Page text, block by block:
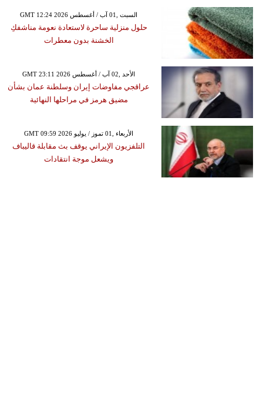
GMT 12:24 2026 السبت ,01 آب / أغسطس
حلول منزلية ساحرة لاستعادة نعومة مناشفكِ
الخشنة بدون معطرات
GMT 23:11 2026 الأحد ,02 آب / أغسطس
عراقجي مفاوضات إيران وسلطنة عمان بشأن
مضيق هرمز في مراحلها النهائية
GMT 09:59 2026 الأربعاء ,01 تموز / يوليو
التلفزيون الإيراني يوقف بث مقابلة قاليباف
ويشعل موجة انتقادات